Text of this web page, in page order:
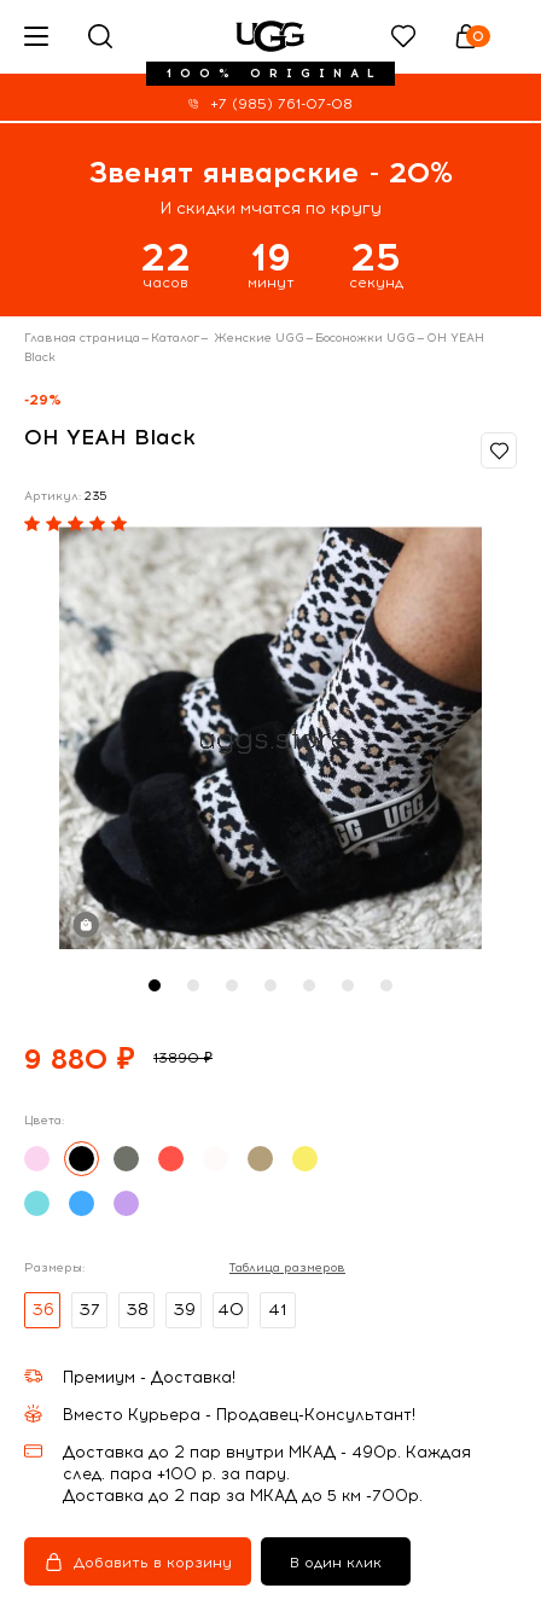
100% ORIGINAL
0
+7 (985) 761-07-08
Звенят январские - 20%
И скидки мчатся по кругу
22
часов
19
минут
24
секунд
Главная страница— Каталог— Женские UGG— Босоножки UGG— OH YEAH
Black
-29%
OH YEAH Black
Артикул: 235
9 880 ₽ 13890 ₽
Цвета:
Размеры: Таблица размеров
36 37 38 39 40 41
Премиум - Доставка!
Вместо Курьера - Продавец-Консультант!
Доставка до 2 пар внутри МКАД - 490р. Каждая
след. пара +100 р. за пару.
Доставка до 2 пар за МКАД до 5 км -700р.
Добавить в корзину В один клик